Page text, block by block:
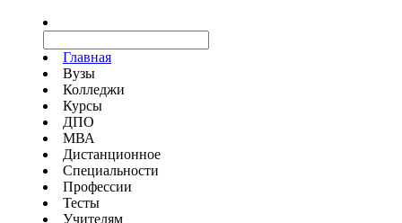
Главная
Вузы
Колледжи
Курсы
ДПО
МВА
Дистанционное
Специальности
Профессии
Тесты
Учителям